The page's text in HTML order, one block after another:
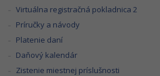
Virtuálna registračná pokladnica 2
Príručky a návody
Platenie daní
Daňový kalendár
Zistenie miestnej príslušnosti